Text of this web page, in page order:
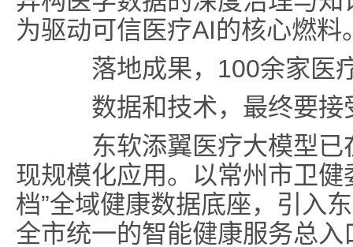
为驱动可信医疗AI的核心燃料
落地成果， 100余家医
数据和技术，最终要接
东软添翼医疗大模型已
现规模化应用。以常州市卫
档”全域健康数据底座，引入
全市统一的智能健康服务总入